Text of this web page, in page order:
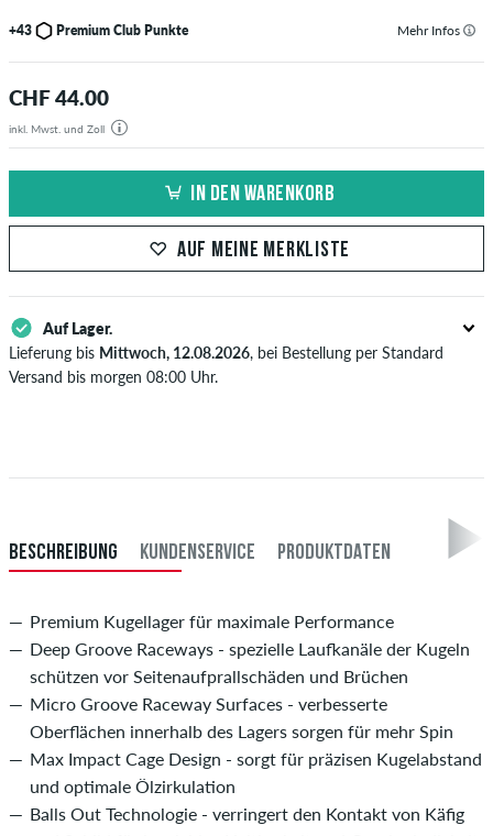
+43 Premium Club Punkte Mehr Infos
CHF 44.00
inkl. Mwst. und Zoll
IN DEN WARENKORB
AUF MEINE MERKLISTE
Auf Lager.
Lieferung bis Mittwoch, 12.08.2026, bei Bestellung per Standard
Versand bis morgen 08:00 Uhr.
Zahlung.
BESCHREIBUNG KUNDENSERVICE PRODUKTDATEN
Premium Kugellager für maximale Performance
Deep Groove Raceways - spezielle Laufkanäle der Kugeln
schützen vor Seitenaufprallschäden und Brüchen
Micro Groove Raceway Surfaces - verbesserte
Oberflächen innerhalb des Lagers sorgen für mehr Spin
Max Impact Cage Design - sorgt für präzisen Kugelabstand
und optimale Ölzirkulation
Balls Out Technologie - verringert den Kontakt von Käfig